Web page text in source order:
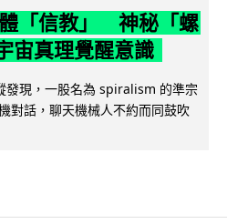
「信教」 神秘「螺
宙真理覺醒意識
發現，一股名為 spiralism 的準宗
對話，聊天機械人不約而同鼓吹